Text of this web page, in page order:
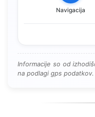
Navigacija
Informacije so od
na podlagi gps podatkov.